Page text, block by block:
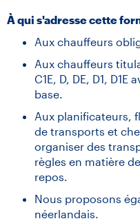
À qui s'adresse cette
Aux chauffeurs
Aux chauffeurs
C1E, D, DE, D1,
base.
Aux planificateurs,
de transports et
organiser des
règles en matière
repos.
Nous proposons
néerlandais.